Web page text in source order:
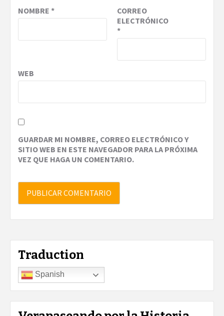
NOMBRE *
CORREO
ELECTRÓNICO
*
WEB
GUARDAR MI NOMBRE, CORREO ELECTRÓNICO Y
SITIO WEB EN ESTE NAVEGADOR PARA LA PRÓXIMA
VEZ QUE HAGA UN COMENTARIO.
Traduction
Spanish